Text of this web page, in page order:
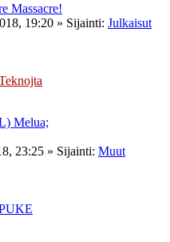
Massacre!
19:20 » Sijainti: Julkaisut
Melua;
23:25 » Sijainti: Muut